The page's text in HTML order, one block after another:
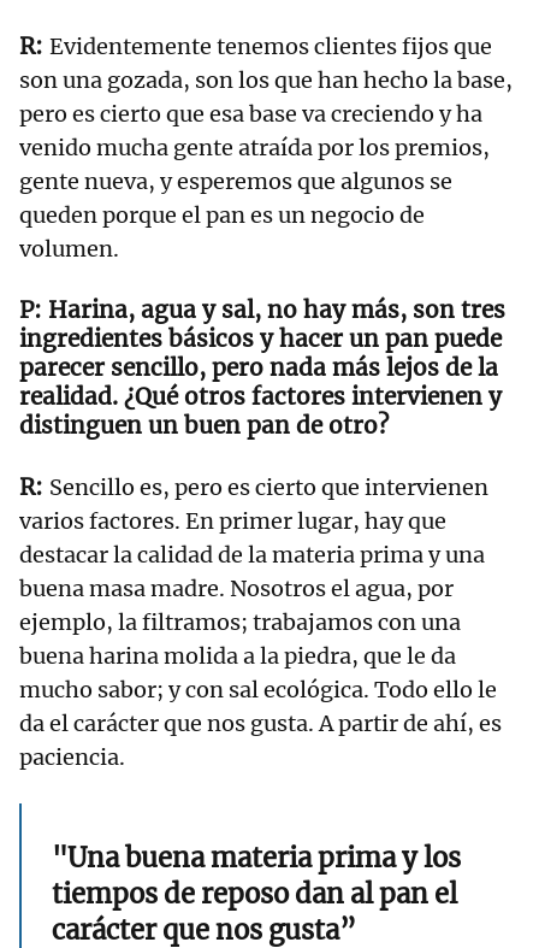
Evidentemente tenemos clientes fijos que
son una gozada, son los que han hecho la base,
pero es cierto que esa base va creciendo y ha
venido mucha gente atraída por los premios,
gente nueva, y esperemos que algunos se
queden porque el pan es un negocio de
volumen.
Harina, agua y sal, no hay más, son tres
ingredientes básicos y hacer un pan puede
parecer sencillo, pero nada más lejos de la
realidad. ¿Qué otros factores intervienen y
distinguen un buen pan de otro?
Sencillo es, pero es cierto que intervienen
varios factores. En primer lugar, hay que
destacar la calidad de la materia prima y una
buena masa madre. Nosotros el agua, por
ejemplo, la filtramos; trabajamos con una
buena harina molida a la piedra, que le da
mucho sabor; y con sal ecológica. Todo ello le
da el carácter que nos gusta. A partir de ahí, es
paciencia.
"Una buena materia prima y los
tiempos de reposo dan al pan el
carácter que nos gusta”